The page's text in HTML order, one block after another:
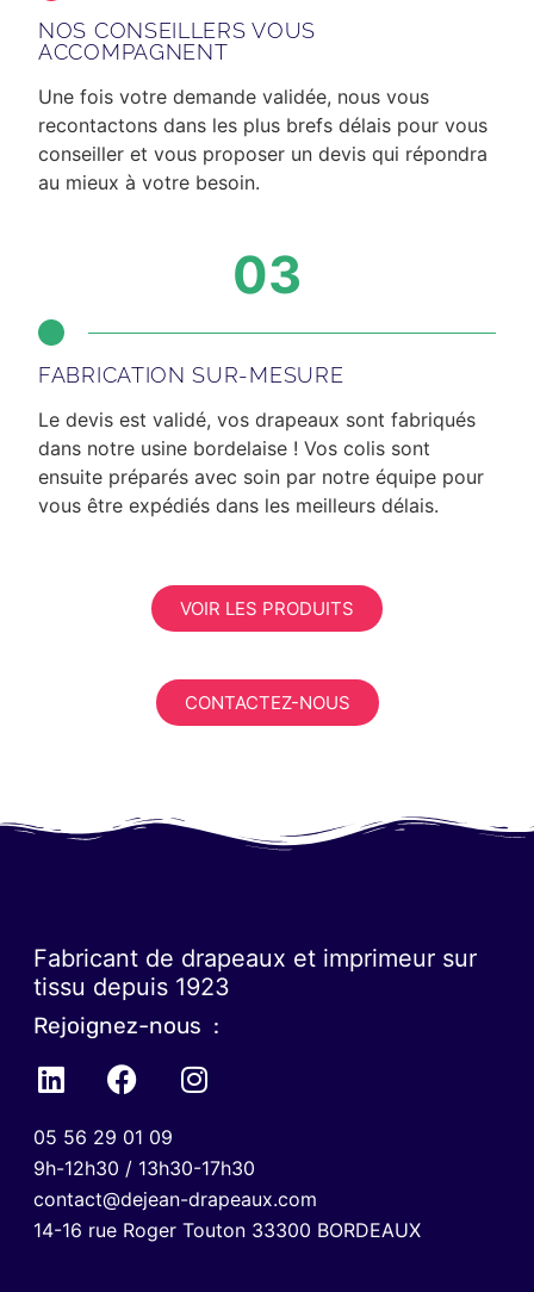
NOS CONSEILLERS VOUS
ACCOMPAGNENT
Une fois votre demande validée, nous vous
recontactons dans les plus brefs délais pour vous
conseiller et vous proposer un devis qui répondra
au mieux à votre besoin.
03
FABRICATION SUR-MESURE
Le devis est validé, vos drapeaux sont fabriqués
dans notre usine bordelaise ! Vos colis sont
ensuite préparés avec soin par notre équipe pour
vous être expédiés dans les meilleurs délais.
VOIR LES PRODUITS
CONTACTEZ-NOUS
Fabricant de drapeaux et imprimeur sur
tissu depuis 1923
Rejoignez-nous :
05 56 29 01 09
9h-12h30 / 13h30-17h30
contact@dejean-drapeaux.com
14-16 rue Roger Touton 33300 BORDEAUX